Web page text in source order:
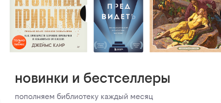
новинки и бестселлеры
пополняем библиотеку каждый месяц